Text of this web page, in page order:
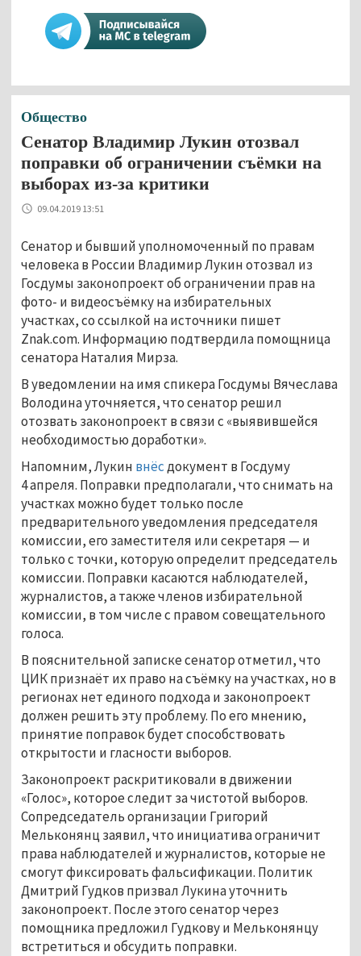
Общество
Сенатор Владимир Лукин отозвал
поправки об ограничении съёмки на
выборах из-за критики
09.04.2019 13:51
Сенатор и бывший уполномоченный по правам
человека в России Владимир Лукин отозвал из
Госдумы законопроект об ограничении прав на
фото- и видеосъёмку на избирательных
участках, со ссылкой на источники пишет
Znak.com. Информацию подтвердила помощница
сенатора Наталия Мирза.
В уведомлении на имя спикера Госдумы Вячеслава
Володина уточняется, что сенатор решил
отозвать законопроект в связи с «выявившейся
необходимостью доработки».
Напомним, Лукин внёсдокумент в Госдуму
4 апреля. Поправки предполагали, что снимать на
участках можно будет только после
предварительного уведомления председателя
комиссии, его заместителя или секретаря — и
только с точки, которую определит председатель
комиссии. Поправки касаются наблюдателей,
журналистов, а также членов избирательной
комиссии, в том числе с правом совещательного
голоса.
В пояснительной записке сенатор отметил, что
ЦИК признаёт их право на съёмку на участках, но в
регионах нет единого подхода и законопроект
должен решить эту проблему. По его мнению,
принятие поправок будет способствовать
открытости и гласности выборов.
Законопроект раскритиковали в движении
«Голос», которое следит за чистотой выборов.
Сопредседатель организации Григорий
Мельконянц заявил, что инициатива ограничит
права наблюдателей и журналистов, которые не
смогут фиксировать фальсификации. Политик
Дмитрий Гудков призвал Лукина уточнить
законопроект. После этого сенатор через
помощника предложил Гудкову и Мельконянцу
встретиться и обсудить поправки.